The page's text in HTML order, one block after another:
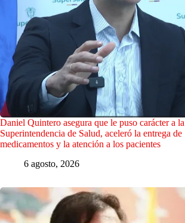
Daniel Quintero asegura que le puso carácter a la
Superintendencia de Salud, aceleró la entrega de
medicamentos y la atención a los pacientes
6 agosto, 2026